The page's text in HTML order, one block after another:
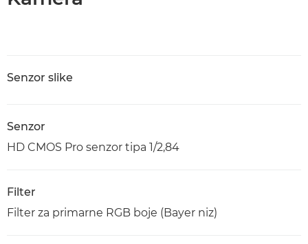
Senzor slike
Senzor
HD CMOS Pro senzor tipa 1/2,84
Filter
Filter za primarne RGB boje (Bayer niz)